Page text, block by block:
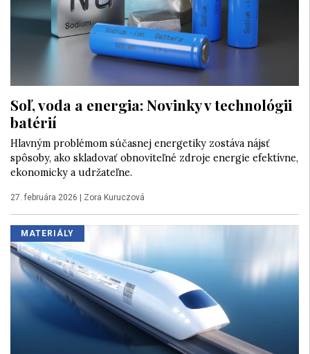
Soľ, voda a energia: Novinky v technológii
batérií
Hlavným problémom súčasnej energetiky zostáva nájsť
spôsoby, ako skladovať obnoviteľné zdroje energie efektívne,
ekonomicky a udržateľne.
27. februára 2026 | Zora Kuruczová
MATERIÁLY